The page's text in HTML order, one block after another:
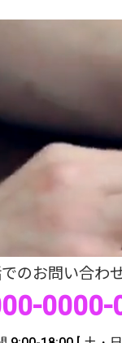
のお問い合わ
0000-